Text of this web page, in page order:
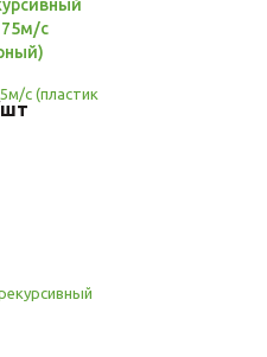
с